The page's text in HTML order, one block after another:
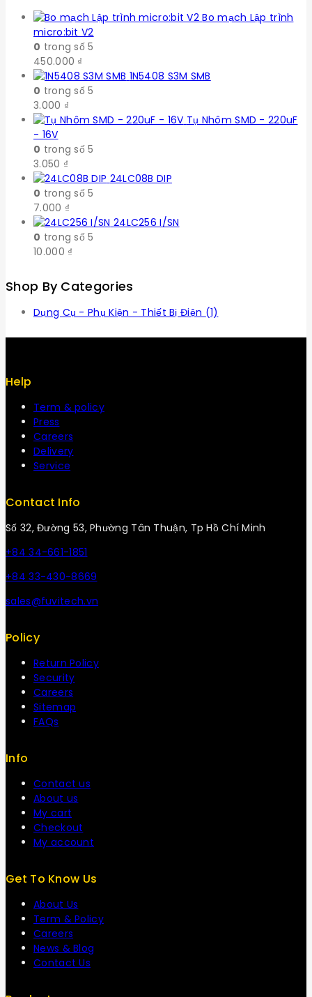
Bo mạch Lập trình
micro:bit V2
0 trong số 5
450.000 ₫
1N5408 S3M SMB
0 trong số 5
3.000 ₫
Tụ Nhôm SMD - 220uF
- 16V
0 trong số 5
3.050 ₫
24LC08B DIP
0 trong số 5
7.000 ₫
24LC256 I/SN
0 trong số 5
10.000 ₫
Shop By Categories
Dụng Cụ - Phụ Kiện - Thiết Bị Điện (1)
Help
Term & policy
Press
Careers
Delivery
Service
Contact Info
Số 32, Đường 53, Phường Tân Thuận, Tp Hồ Chí Minh
+84 34-661-1851
+84 33-430-8669
sales@fuvitech.vn
Policy
Return Policy
Security
Careers
Sitemap
FAQs
Info
Contact us
About us
My cart
Checkout
My account
Get To Know Us
About Us
Term & Policy
Careers
News & Blog
Contact Us